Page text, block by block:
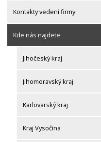
Kontakty vedení firmy
Kde nás najdete
Jihočeský kraj
Jihomoravský kraj
Karlovarský kraj
Kraj Vysočina